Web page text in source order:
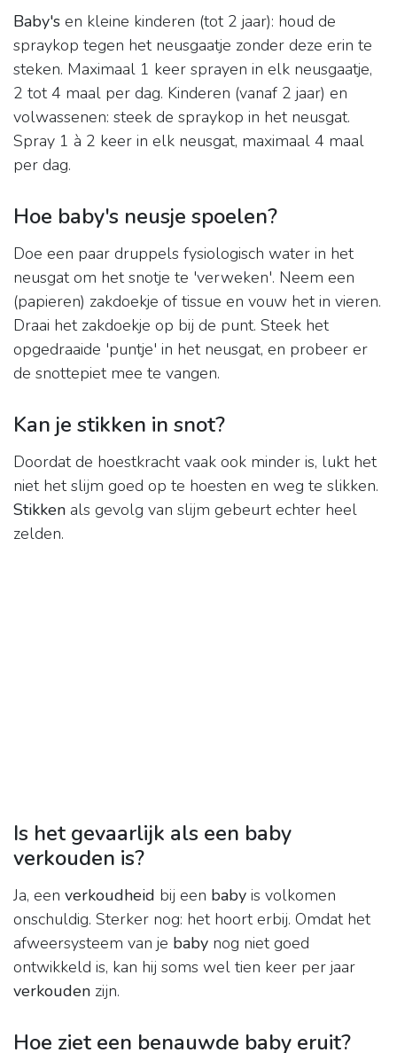
Baby's en kleine kinderen (tot 2 jaar): houd de
spraykop tegen het neusgaatje zonder deze erin te
steken. Maximaal 1 keer sprayen in elk neusgaatje,
2 tot 4 maal per dag. Kinderen (vanaf 2 jaar) en
volwassenen: steek de spraykop in het neusgat.
Spray 1 à 2 keer in elk neusgat, maximaal 4 maal
per dag.
Hoe baby's neusje spoelen?
Doe een paar druppels fysiologisch water in het
neusgat om het snotje te 'verweken'. Neem een
(papieren) zakdoekje of tissue en vouw het in vieren.
Draai het zakdoekje op bij de punt. Steek het
opgedraaide 'puntje' in het neusgat, en probeer er
de snottepiet mee te vangen.
Kan je stikken in snot?
Doordat de hoestkracht vaak ook minder is, lukt het
niet het slijm goed op te hoesten en weg te slikken.
Stikken als gevolg van slijm gebeurt echter heel
zelden.
Is het gevaarlijk als een baby
verkouden is?
Ja, een verkoudheid bij een baby is volkomen
onschuldig. Sterker nog: het hoort erbij. Omdat het
afweersysteem van je baby nog niet goed
ontwikkeld is, kan hij soms wel tien keer per jaar
verkouden zijn.
Hoe ziet een benauwde baby eruit?